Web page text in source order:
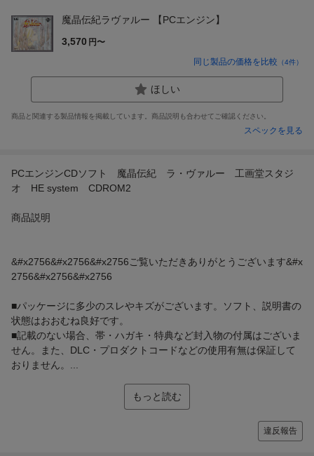
魔晶伝紀ラヴァルー 【PCエンジン】
3,570 円〜
同じ製品の価格を比較 （4件）
ほしい
商品と関連する製品情報を掲載しています。商品説明も合わせてご確認ください。
スペックを見る
PCエンジンCDソフト 魔晶伝紀 ラ・ヴァルー 工画堂スタジ
オ HE system CDROM2
商品説明
&#x2756&#x2756&#x2756ご覧いただきありがとうございます&#x
2756&#x2756&#x2756
■パッケージに多少のスレやキズがございます。ソフト、説明書の
状態はおおむね良好です。
■記載のない場合、帯・ハガキ・特典など封入物の付属はございま
せん。また、DLC・プロダクトコードなどの使用有無は保証して
おりません。...
もっと読む
違反報告